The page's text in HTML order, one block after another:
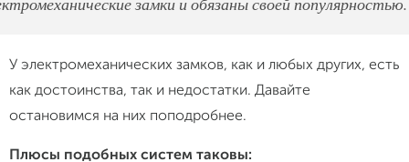
У электромеханических замков, как и любых других, есть
как достоинства, так и недостатки. Давайте
остановимся на них поподробнее.
Плюсы подобных систем таковы: